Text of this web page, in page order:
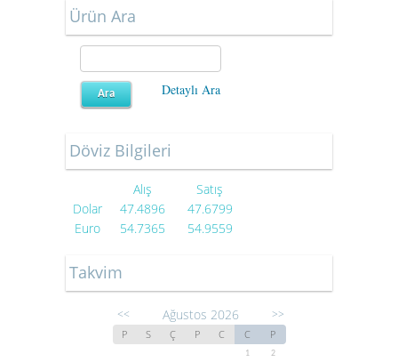
Ürün Ara
Detaylı Ara
Döviz Bilgileri
Alış
Satış
Dolar
47.4896
47.6799
Euro
54.7365 54.9559
Takvim
<< Ağustos 2026 >>
P S Ç P C C P
1
2